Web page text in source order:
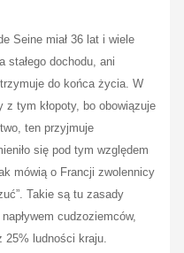
Seine miał 36 lat i wiele
stałego dochodu, ani
do końca życia. W
z tym kłopoty, bo obowiązuje
ten przyjmuje
się pod tym względem
mówią o Francji zwolennicy
Takie są tu zasady
cudzoziemców,
25% ludności kraju.